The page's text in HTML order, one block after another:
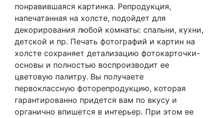
понравившаяся картинка. Репродукция,
напечатанная на холсте, подойдет для
декорирования любой комнаты: спальни, кухни,
детской и пр. Печать фотографий и картин на
холсте сохраняет детализацию фотокарточки-
основы и полностью воспроизводит ее
цветовую палитру. Вы получаете
первоклассную фоторепродукцию, которая
гарантированно придется вам по вкусу и
органично впишется в интерьер. При этом ее